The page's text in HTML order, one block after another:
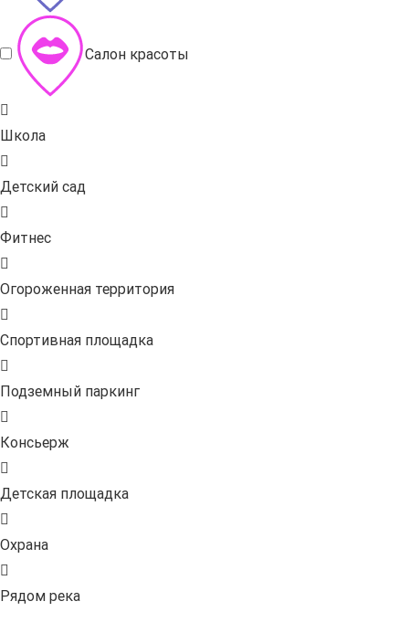
Салон красоты
Школа
Детский сад
Фитнес
Огороженная территория
Спортивная площадка
Подземный паркинг
Консьерж
Детская площадка
Охрана
Рядом река